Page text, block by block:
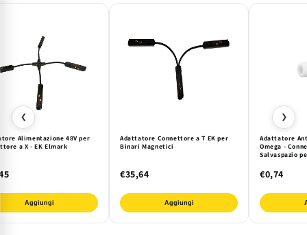
Magnetico
Nero
Magnetico
❮
Alimentazione 48V per
a X - EK Elmark
Aggiungi
Adattatore Connettore a T EK per
Binari Magnetici
€35,64
Aggiungi
Adattatore
Omega -
Salvaspazio
Certificazione
€0,74
❯